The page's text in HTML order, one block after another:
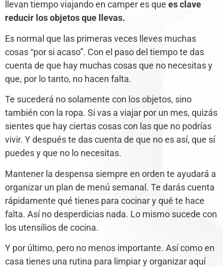
llevan tiempo viajando en camper es que es clave
reducir los objetos que llevas.
Es normal que las primeras veces lleves muchas
cosas “por si acaso”. Con el paso del tiempo te das
cuenta de que hay muchas cosas que no necesitas y
que, por lo tanto, no hacen falta.
Te sucederá no solamente con los objetos, sino
también con la ropa. Si vas a viajar por un mes, quizás
sientes que hay ciertas cosas con las que no podrías
vivir. Y después te das cuenta de que no es así, que sí
puedes y que no lo necesitas.
Mantener la despensa siempre en orden te ayudará a
organizar un plan de menú semanal. Te darás cuenta
rápidamente qué tienes para cocinar y qué te hace
falta. Así no desperdicias nada. Lo mismo sucede con
los utensilios de cocina.
Y por último, pero no menos importante. Así como en
casa tienes una rutina para limpiar y organizar aquí